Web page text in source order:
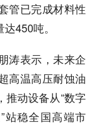
管已完成材料性
450吨。
涛表示，未来企
高温高压耐蚀油
推动设备从“数字
站稳全国高端市